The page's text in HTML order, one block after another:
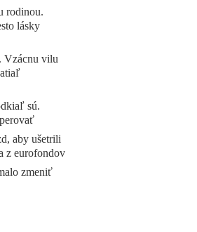
rodinou.
lásky
Vzácnu vilu
sú.
aby ušetrili
z eurofondov
zmeniť